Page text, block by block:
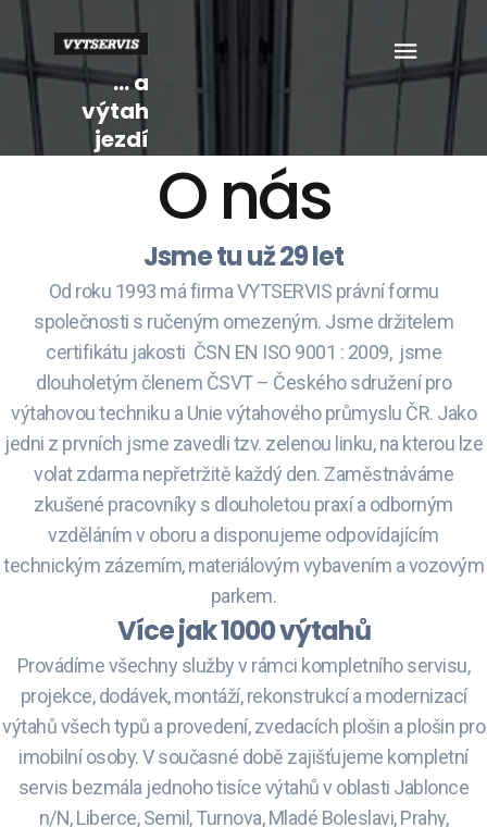
... a
výtah
jezdí
O nás
Jsme tu už 29 let
Od roku 1993 má firma VYTSERVIS právní formu
společnosti s ručeným omezeným. Jsme držitelem
certifikátu jakosti ČSN EN ISO 9001 : 2009, jsme
dlouholetým členem ČSVT – Českého sdružení pro
výtahovou techniku a Unie výtahového průmyslu ČR. Jako
jedni z prvních jsme zavedli tzv. zelenou linku, na kterou lze
volat zdarma nepřetržitě každý den. Zaměstnáváme
zkušené pracovníky s dlouholetou praxí a odborným
vzděláním v oboru a disponujeme odpovídajícím
technickým zázemím, materiálovým vybavením a vozovým
parkem.
Více jak 1000 výtahů
Provádíme všechny služby v rámci kompletního servisu,
projekce, dodávek, montáží, rekonstrukcí a modernizací
výtahů všech typů a provedení, zvedacích plošin a plošin pro
imobilní osoby. V současné době zajišťujeme kompletní
servis bezmála jednoho tisíce výtahů v oblasti Jablonce
n/N, Liberce, Semil, Turnova, Mladé Boleslavi, Prahy,